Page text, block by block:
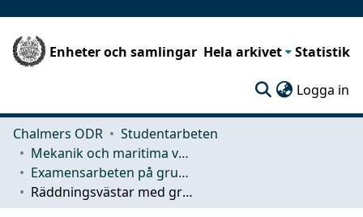
Enheter och samlingar Hela arkivet Statistik
Logga in
Chalmers ODR
Studentarbeten
Mekanik och maritima vetenskaper (M2)
Examensarbeten på grundnivå
Räddningsvästar med grenband ur ett säkerhetsperspektiv